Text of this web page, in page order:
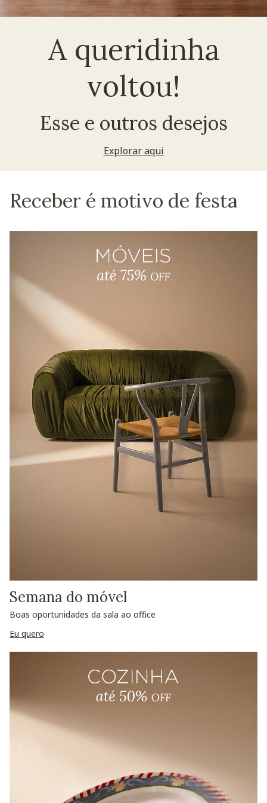
A queridinha
voltou!
Esse e outros desejos
Explorar aqui
Receber é motivo de festa
Semana do móvel
Boas oportunidades da sala ao office
Eu quero